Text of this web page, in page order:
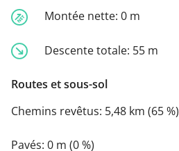
Montée nette: 0 m
Descente totale: 55 m
Routes et sous-sol
Chemins revêtus: 5,48 km (65 %)
Pavés: 0 m (0 %)